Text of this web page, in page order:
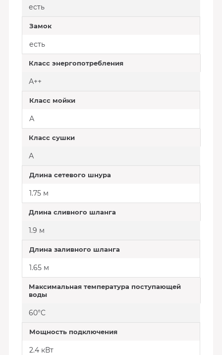
есть
Замок
есть
Класс энергопотребления
А++
Класс мойки
А
Класс сушки
А
Длина сетевого шнура
1.75 м
Длина сливного шланга
1.9 м
Длина заливного шланга
1.65 м
Максимальная температура поступающей
воды
60°C
Мощность подключения
2.4 кВт